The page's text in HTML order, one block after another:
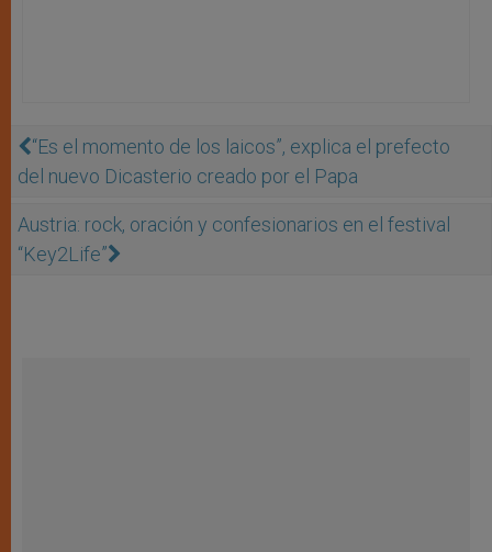
“Es el momento de los laicos”, explica el prefecto
del nuevo Dicasterio creado por el Papa
Austria: rock, oración y confesionarios en el festival
“Key2Life”